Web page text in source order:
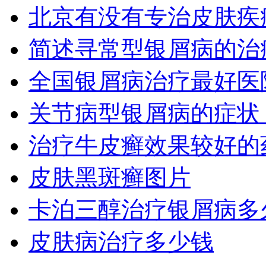
北京有没有专治皮肤
简述寻常型银屑病的治
全国银屑病治疗最好
关节病型银屑病的症状
治疗牛皮癣效果较好的
皮肤黑斑癣图片
卡泊三醇治疗银屑病
皮肤病治疗多少钱